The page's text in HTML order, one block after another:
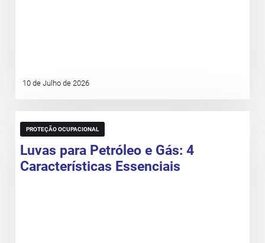
10 de Julho de 2026
PROTEÇÃO OCUPACIONAL
Luvas para Petróleo e Gás: 4
Características Essenciais